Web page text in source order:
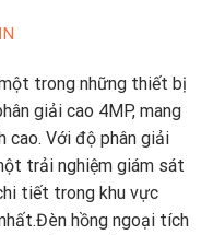
trong những thiết bị
giải cao 4MP, mang
cao. Với độ phân giải
trải nghiệm giám sát
tiết trong khu vực
hồng ngoại tích